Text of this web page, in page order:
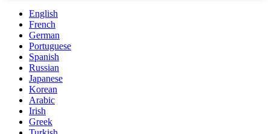
English
French
German
Portuguese
Spanish
Russian
Japanese
Korean
Arabic
Irish
Greek